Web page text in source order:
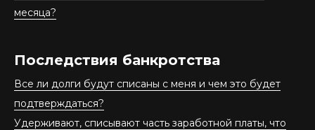
месяца?
Последствия банкротства
Все ли долги будут списаны с меня и чем это будет
подтверждаться?
Удерживают, списывают часть заработной платы, что